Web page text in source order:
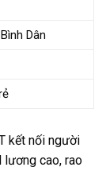
Dân
kết nối người
lương cao, rao